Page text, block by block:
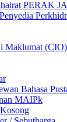
PERAK
Maklumat (CIO)
Bahasa
MAIPk